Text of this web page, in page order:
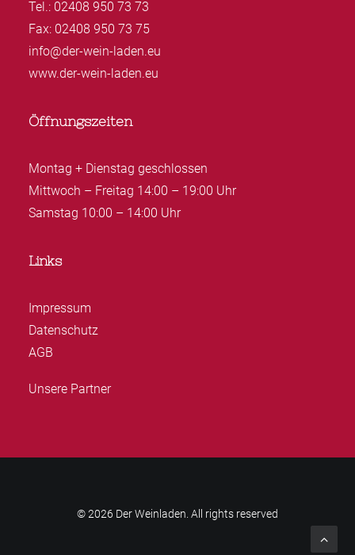
Tel.: 02408 950 73 73
Fax: 02408 950 73 75
info@der-wein-laden.eu
www.der-wein-laden.eu
Öffnungszeiten
Montag + Dienstag geschlossen
Mittwoch – Freitag 14:00 – 19:00 Uhr
Samstag 10:00 – 14:00 Uhr
Links
Impressum
Datenschutz
AGB
Unsere Partner
© 2026 Der Weinladen. All rights reserved